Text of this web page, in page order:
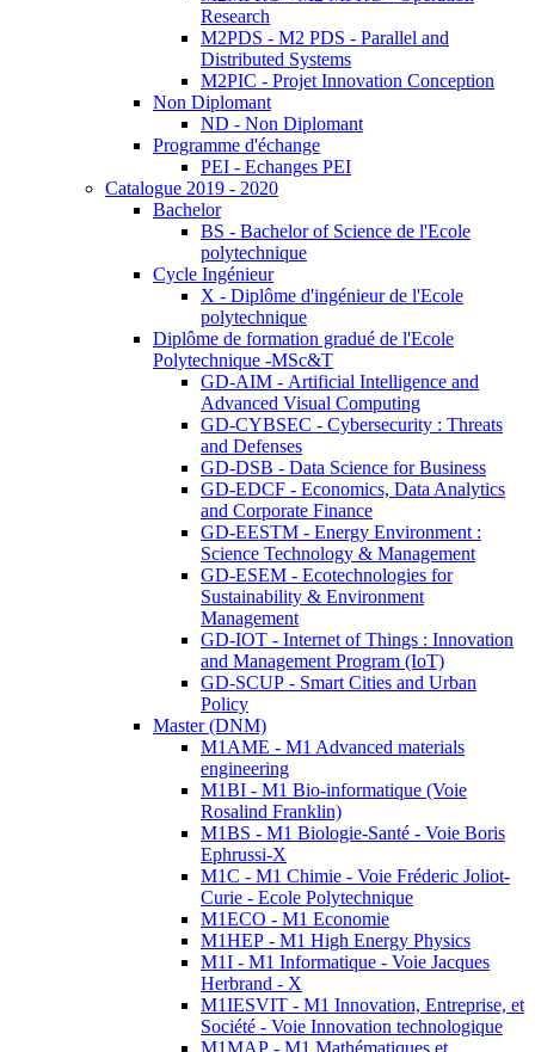
Research
M2PDS - M2 PDS - Parallel and
Distributed Systems
M2PIC - Projet Innovation Conception
Non Diplomant
ND - Non Diplomant
Programme d'échange
PEI - Echanges PEI
Catalogue 2019 - 2020
Bachelor
BS - Bachelor of Science de l'Ecole
polytechnique
Cycle Ingénieur
X - Diplôme d'ingénieur de l'Ecole
polytechnique
Diplôme de formation gradué de l'Ecole
Polytechnique -MSc&T
GD-AIM - Artificial Intelligence and
Advanced Visual Computing
GD-CYBSEC - Cybersecurity : Threats
and Defenses
GD-DSB - Data Science for Business
GD-EDCF - Economics, Data Analytics
and Corporate Finance
GD-EESTM - Energy Environment :
Science Technology & Management
GD-ESEM - Ecotechnologies for
Sustainability & Environment
Management
GD-IOT - Internet of Things : Innovation
and Management Program (IoT)
GD-SCUP - Smart Cities and Urban
Policy
Master (DNM)
M1AME - M1 Advanced materials
engineering
M1BI - M1 Bio-informatique (Voie
Rosalind Franklin)
M1BS - M1 Biologie-Santé - Voie Boris
Ephrussi-X
M1C - M1 Chimie - Voie Fréderic Joliot-
Curie - Ecole Polytechnique
M1ECO - M1 Economie
M1HEP - M1 High Energy Physics
M1I - M1 Informatique - Voie Jacques
Herbrand - X
M1IESVIT - M1 Innovation, Entreprise, et
Société - Voie Innovation technologique
M1MAP - M1 Mathématiques et